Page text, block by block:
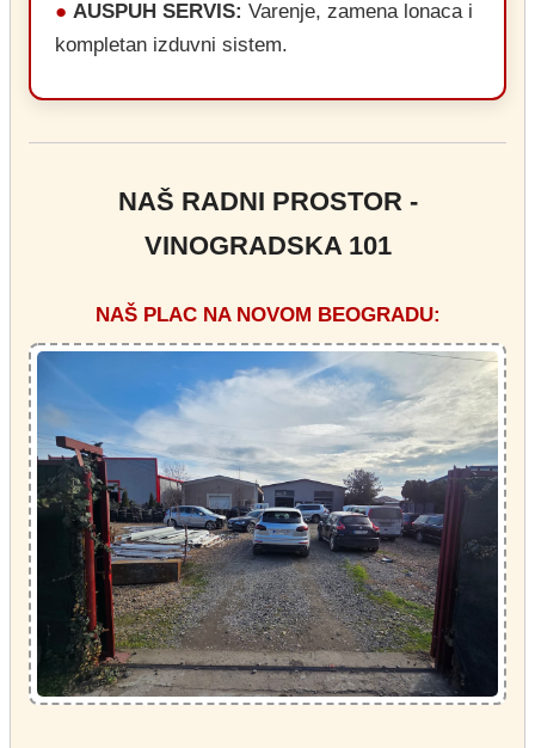
● AUSPUH SERVIS: Varenje, zamena lonaca i
kompletan izduvni sistem.
NAŠ RADNI PROSTOR -
VINOGRADSKA 101
NAŠ PLAC NA NOVOM BEOGRADU: